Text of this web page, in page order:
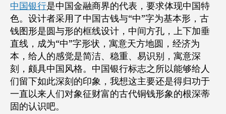
中国银行是中国金融商界的代表，要求体现中国特
色。设计者采用了中国古钱与“中”字为基本形，古
钱图形是圆与形的框线设计，中间方孔，上下加垂
直线，成为“中”字形状，寓意天方地圆，经济为
本，给人的感觉是简洁、稳重、易识别，寓意深
刻，颇具中国风格。中国银行标志之所以能够给人
们留下如此深刻的印象，我想这主要还是得归功于
一直以来人们对象征财富的古代铜钱形象的根深蒂
固的认识吧。